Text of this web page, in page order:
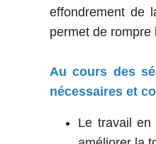
effondrement de
permet de rompre
Au cours des
nécessaires et
Le travail en